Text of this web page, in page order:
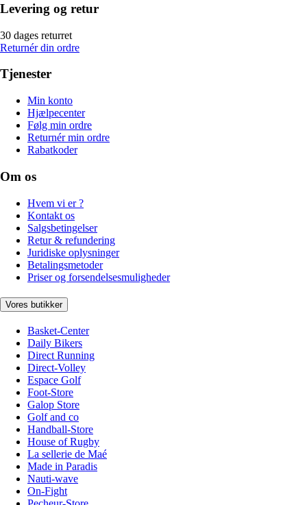
Levering og retur
30 dages returret
Returnér din ordre
Tjenester
Min konto
Hjælpecenter
Følg min ordre
Returnér min ordre
Rabatkoder
Om os
Hvem vi er ?
Kontakt os
Salgsbetingelser
Retur & refundering
Juridiske oplysninger
Betalingsmetoder
Priser og forsendelsesmuligheder
Vores butikker
Basket-Center
Daily Bikers
Direct Running
Direct-Volley
Espace Golf
Foot-Store
Galop Store
Golf and co
Handball-Store
House of Rugby
La sellerie de Maé
Made in Paradis
Nauti-wave
On-Fight